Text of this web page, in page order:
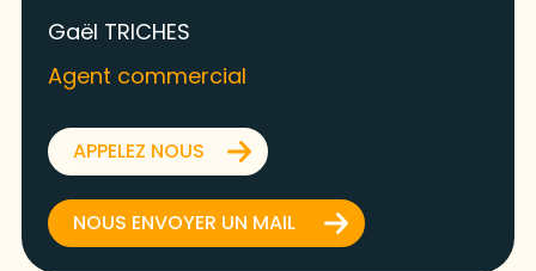
Gaël TRICHES
Agent commercial
APPELEZ NOUS
NOUS ENVOYER UN MAIL